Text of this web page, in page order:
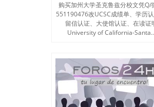
购买加州大学圣克鲁兹分校文凭Q/
551190476改UCSC成绩单、学历认
留信认证、大使馆认证、在读证
University of California-